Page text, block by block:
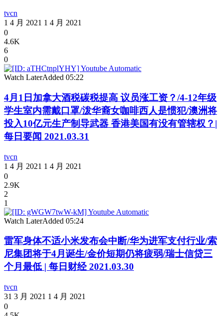
tvcn
1 4 月 2021 1 4 月 2021
0
4.6K
6
0
Watch LaterAdded 05:22
4月1日加拿大酒税碳税提高 议员涨工资？/4-12年级
学生室内需戴口罩/泼华裔女咖啡西人是惯犯/澳洲将
投入10亿元生产制导武器 香港美国有没有管辖权？|
每日要闻 2021.03.31
tvcn
1 4 月 2021 1 4 月 2021
0
2.9K
2
1
Watch LaterAdded 05:24
雷军身体不适小米发布会中断/华为进军支付行业/索
尼集团将于4月诞生/金价短期仍将疲弱/瑞士信贷三
个月最低 | 每日财经 2021.03.30
tvcn
31 3 月 2021 1 4 月 2021
0